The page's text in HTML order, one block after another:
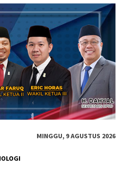
MINGGU, 9 AGUSTUS 2026